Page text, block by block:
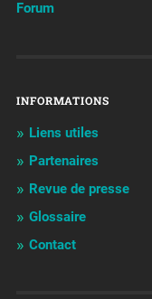
Forum
INFORMATIONS
Liens utiles
Partenaires
Revue de presse
Glossaire
Contact